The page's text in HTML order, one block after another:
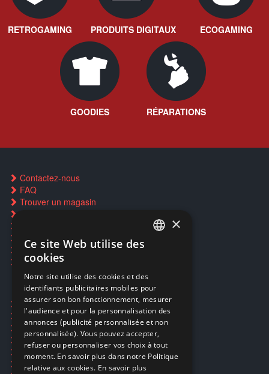
RETROGAMING PRODUITS DIGITAUX ECOGAMING
GOODIES RÉPARATIONS
Contactez-nous
FAQ
Trouver un magasin
Restauration CD griffés
Réparations & SAV
Smartpoints
Ecogaming
Expédition & retours
Confidentialité
Conditions générales
EA Sport UFC 6
Call of Duty: Modern Warfare 4
ENGLISH
×
Ce site Web utilise des
cookies
Notre site utilise des cookies et des
identifiants publicitaires mobiles pour
assurer son bon fonctionnement, mesurer
l'audience et pour la personnalisation des
annonces (publicité personnalisée et non
personnalisée). Vous pouvez accepter,
refuser ou personnaliser vos choix à tout
moment. En savoir plus dans notre Politique
relative aux cookies. En savoir plus